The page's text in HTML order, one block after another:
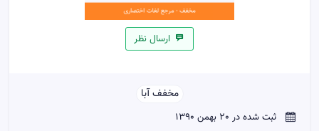
ارسال نظر
مخفف آبا
ثبت شده در 20 بهمن 1390